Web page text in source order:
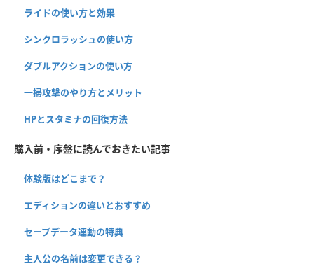
ライドの使い方と効果
シンクロラッシュの使い方
ダブルアクションの使い方
一掃攻撃のやり方とメリット
HPとスタミナの回復方法
購入前・序盤に読んでおきたい記事
体験版はどこまで？
エディションの違いとおすすめ
セーブデータ連動の特典
主人公の名前は変更できる？